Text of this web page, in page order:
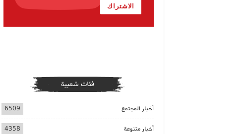
الاشتراك
فئات شعبية
أخبار المجتمع 6509
أخبار متنوعة 4358